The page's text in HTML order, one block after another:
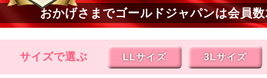
おかげさまでゴールドジャパンは会員数
サイズで選ぶ LLサイズ 3Lサイズ